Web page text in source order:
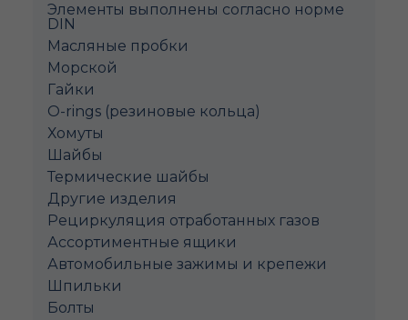
Элементы выполнены согласно норме
DIN
Масляные пробки
Морской
Гайки
O-rings (резиновые кольца)
Хомуты
Шайбы
Термические шайбы
Другие изделия
Рециркуляция отработанных газов
Ассортиментные ящики
Автомобильные зажимы и крепежи
Шпильки
Болты